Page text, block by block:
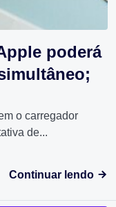
poderá
o carregador
de...
Continuar lendo